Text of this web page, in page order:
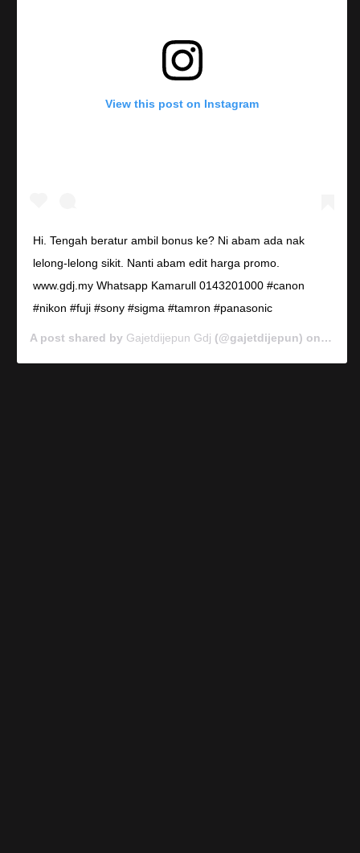
View this post on Instagram
Hi. Tengah beratur ambil bonus ke? Ni abam ada nak
lelong-lelong sikit. Nanti abam edit harga promo.
www.gdj.my Whatsapp Kamarull 0143201000 #canon
#nikon #fuji #sony #sigma #tamron #panasonic
A post shared by Gajetdijepun Gdj (@gajetdijepun) on Jan 7,